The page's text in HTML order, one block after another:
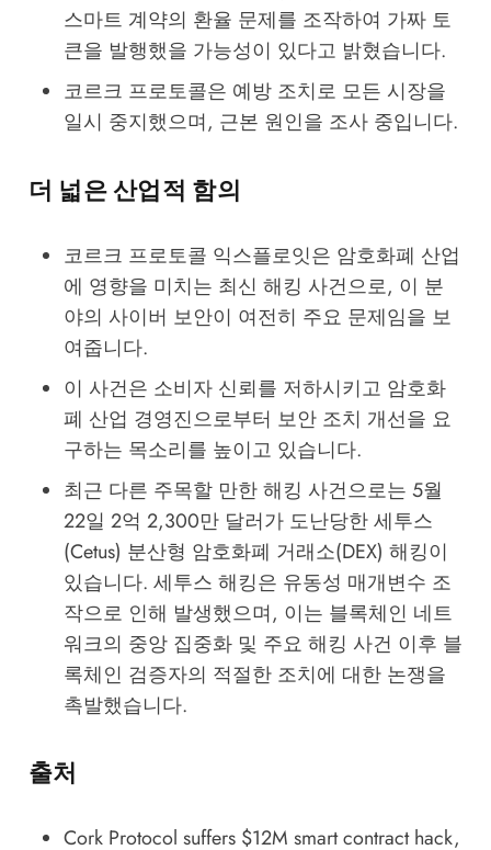
스마트 계약의 환율 문제를 조작하여 가짜 토
큰을 발행했을 가능성이 있다고 밝혔습니다.
코르크 프로토콜은 예방 조치로 모든 시장을
일시 중지했으며, 근본 원인을 조사 중입니다.
더 넓은 산업적 함의
코르크 프로토콜 익스플로잇은 암호화폐 산업
에 영향을 미치는 최신 해킹 사건으로, 이 분
야의 사이버 보안이 여전히 주요 문제임을 보
여줍니다.
이 사건은 소비자 신뢰를 저하시키고 암호화
폐 산업 경영진으로부터 보안 조치 개선을 요
구하는 목소리를 높이고 있습니다.
최근 다른 주목할 만한 해킹 사건으로는 5월
22일 2억 2,300만 달러가 도난당한 세투스
(Cetus) 분산형 암호화폐 거래소(DEX) 해킹이
있습니다. 세투스 해킹은 유동성 매개변수 조
작으로 인해 발생했으며, 이는 블록체인 네트
워크의 중앙 집중화 및 주요 해킹 사건 이후 블
록체인 검증자의 적절한 조치에 대한 논쟁을
촉발했습니다.
출처
Cork Protocol suffers $12M smart contract hack,